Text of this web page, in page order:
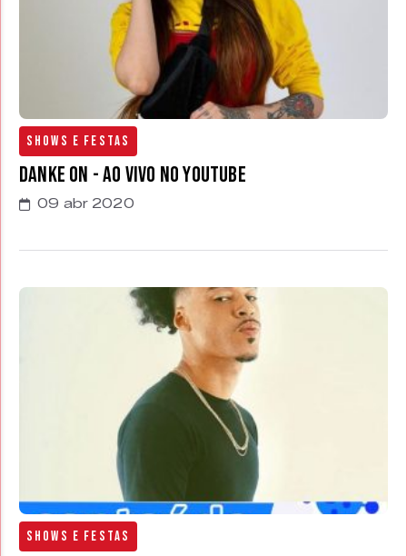
Shows e Festas
Danke On - Ao Vivo no Youtube
09 abr 2020
Shows e Festas